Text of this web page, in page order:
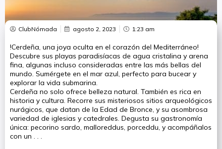
ClubNómada agosto 2, 2023 1:23 am
!Cerdeña, una joya oculta en el corazón del Mediterráneo!
Descubre sus playas paradisíacas de agua cristalina y arena
fina, algunas incluso consideradas entre las más bellas del
mundo. Sumérgete en el mar azul, perfecto para bucear y
explorar la vida submarina.
Cerdeña no solo ofrece belleza natural. También es rica en
historia y cultura. Recorre sus misteriosos sitios arqueológicos
nurágicos, que datan de la Edad de Bronce, y su asombrosa
variedad de iglesias y catedrales. Degusta su gastronomía
única: pecorino sardo, malloreddus, porceddu, y acompáñalos
con un . . .